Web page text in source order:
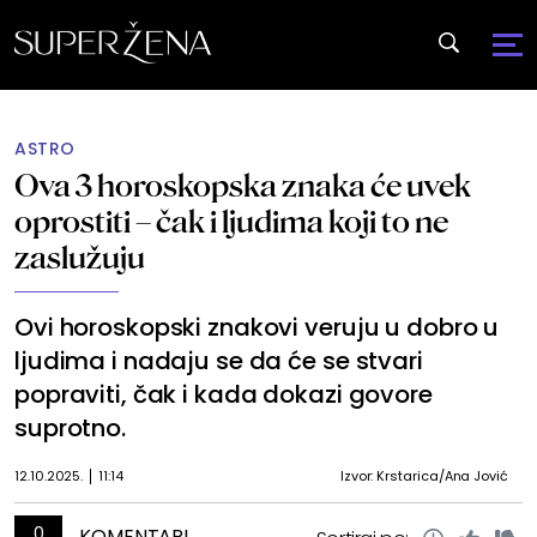
ASTRO
Ova 3 horoskopska znaka će uvek
oprostiti – čak i ljudima koji to ne
zaslužuju
Ovi horoskopski znakovi veruju u dobro u
ljudima i nadaju se da će se stvari
popraviti, čak i kada dokazi govore
suprotno.
12.10.2025. 11:14 Izvor: Krstarica/Ana Jović